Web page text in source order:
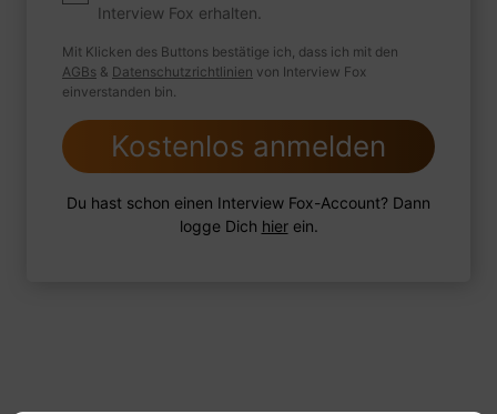
Wie sind Sie mit einer Situation
umgegangen, in der Sie einen
leistungsschwachen Mitarbeiter hatten?
Interview Fox erhalten.
Mit Klicken des Buttons bestätige ich, dass ich mit den
AGBs & Datenschutzrichtlinien von Interview Fox
einverstanden bin.
Kostenlos anmelden
Du hast schon einen Interview Fox-Account? Dann
logge Dich hierein.